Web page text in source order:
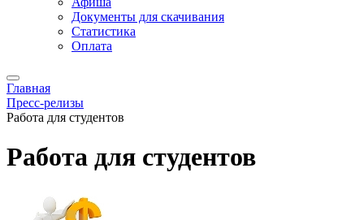
Документы для скачивания
Статистика
Оплата
Главная
Пресс-релизы
Работа для студентов
Работа для студентов